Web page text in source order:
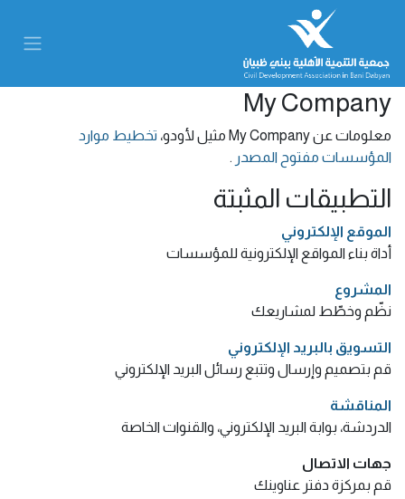
My Company
معلومات عن My Company مثيل لأودو،
تخطيط موارد
المؤسسات مفتوح المصدر .
التطبيقات المثبتة
الموقع الإلكتروني
أداة بناء المواقع الإلكترونية للمؤسسات
المشروع
نظّم وخطّط لمشاريعك
التسويق بالبريد الإلكتروني
قم بتصميم وإرسال وتتبع رسائل البريد الإلكتروني
المناقشة
الدردشة، بوابة البريد الإلكتروني، والقنوات الخاصة
جهات الاتصال
قم بمركزة دفتر عناوينك